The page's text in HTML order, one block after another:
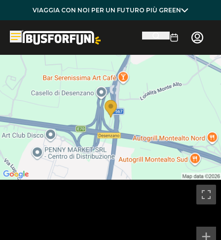
VIAGGIA CON NOI PER UN FUTURO PIÙ GREEN